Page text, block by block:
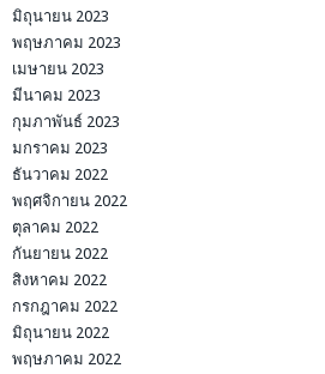
มิถุนายน 2023
พฤษภาคม 2023
เมษายน 2023
มีนาคม 2023
กุมภาพันธ์ 2023
มกราคม 2023
ธันวาคม 2022
พฤศจิกายน 2022
ตุลาคม 2022
กันยายน 2022
สิงหาคม 2022
กรกฎาคม 2022
มิถุนายน 2022
พฤษภาคม 2022